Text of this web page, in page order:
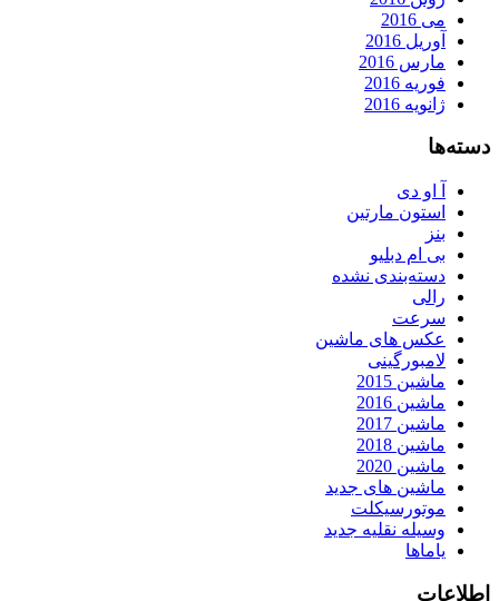
می 2016
آوریل 2016
مارس 2016
فوریه 2016
ژانویه 2016
دسته‌ها
آ او دی
استون مارتین
بنز
بی ام دبلیو
دسته‌بندی نشده
رالی
سرعت
عکس های ماشین
لامبورگینی
ماشین 2015
ماشین 2016
ماشین 2017
ماشین 2018
ماشین 2020
ماشین های جدید
موتورسیکلت
وسیله نقلیه جدید
یاماها
اطلاعات